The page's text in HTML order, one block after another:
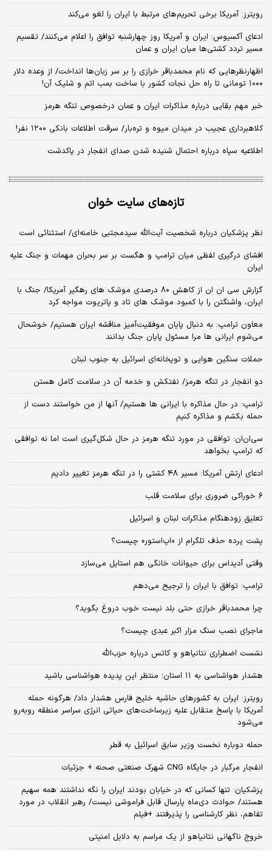
رویترز: آمریکا برخی تحریم‌های مرتبط با ایران را لغو می‌کند
ادعای آکسیوس: ایران و آمریکا روز چهارشنبه توافق را اعلام می‌کنند/ تقسیم
مسیر تردد کشتی‌ها میان ایران و عمان
اظهارنظرهایی که نام محمدباقر خرازی را بر سر زبان‌ها انداخت/ از وعده دلار
۱۰۰۰ تومانی تا راه حل نجات کشور با ساخت بمب اتم و شلیک آن!
خبر مهم بقایی درباره مذاکرات ایران و عمان درخصوص تنگه هرمز
کلاهبرداری عجیب در میدان میوه و تره‌بار/ سرقت اطلاعات بانکی ۱۲۰۰ نفر!
اطلاعیه سپاه درباره احتمال شنیده شدن صدای انفجار در پاکدشت
تازه‌های سایت خوان
نظر پزشکیان درباره شخصیت آیت‌الله سیدمجتبی خامنه‌ای/ استثنائی است
افشای درگیری لفظی میان ترامپ و هگست بر سر بحران مهمات و جنگ علیه
ایران
گزارش سی ان ان از کاهش ۸۰ درصدی موشک های رهگیر آمریکا/ جنگ با
ایران، واشنگتن را با کمبود موشک های تاد و پاتریوت مواجه کرد
معاون ترامپ: به دنبال پایان موفقیت‌آمیز مناقشه ایران هستیم/ خوشحال
می‌شوم ایرانی ها مرا مسئول پایان جنگ بدانند
حملات سنگین هوایی و توپخانه‌ای اسرائیل به جنوب لبنان
دو انفجار در تنگه هرمز/ نفتکش و خدمه آن در سلامت کامل هستن
ترامپ: در حال مذاکره با ایرانی ها هستیم/ آنها از من خواستند دست از
حمله بکشم و مذاکره کنیم
سی‌ان‌ان: توافقی در مورد تنگه هرمز در حال شکل‌گیری است اما نه توافقی
که ترامپ بخواهد
ادعای ارتش آمریکا: مسیر ۴۸ کشتی را در تنگه هرمز تغییر دادیم
۶ خوراکی ضروری برای سلامت قلب
تعلیق زودهنگام مذاکرات لبنان و اسرائیل
پشت پرده حذف تلگرام از «اپ‌استور» چیست؟
وقتی آدیداس برای حیوانات خانگی هم استایل می‌سازد
ترامپ: توافق با ایران را ترجیح می‌دهم
چرا محمدباقر خرازی حتی بلد نیست خوب دروغ بگوید؟
ماجرای نصب سنگ مزار اکبر عبدی چیست؟
نشست اضطراری نتانیاهو و کاتس درباره حزب‌الله
هشدار هواشناسی به ۱۱ استان؛ منتظر این پدیده هواشناسی باشید
رویترز: ایران به کشورهای حاشیه خلیج فارس هشدار داد/ هرگونه حمله
آمریکا با پاسخ متقابل علیه زیرساخت‌های حیاتی انرژی سراسر منطقه روبه‌رو
می‌شود
حمله دوباره نخست وزیر سابق اسرائیل به قطر
انفجار مرگبار در جایگاه CNG شهرک صنعتی صحنه + جزئیات
پزشکیان: تنها کسانی که در خیابان بودند ایران را نگه نداشتند همه سهیم
هستند/ حوادث دی‌ماه پارسال قابل فراموشی نیست/ رهبر انقلاب در مورد
تفاهم، نظر کارشناسی را پذیرفتند +فیلم
خروج ناگهانی نتانیاهو از یک مراسم به دلایل امنیتی